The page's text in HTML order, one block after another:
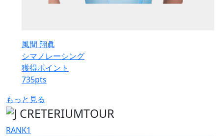
風間 翔眞
シマノレーシング
獲得ポイント
735pts
もっと見る
RANK1